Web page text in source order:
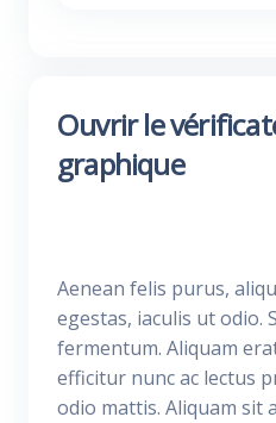
Ouvrir le
graphique
Aenean felis purus,
egestas, iaculis ut odio.
fermentum. Aliquam
efficitur nunc ac lectus
odio mattis. Aliquam sit